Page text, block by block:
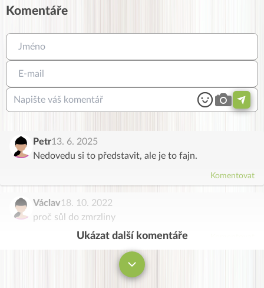
Komentáře
Petr13. 6. 2025
Nedovedu si to představit, ale je to fajn.
Komentovat
Václav18. 10. 2022
proč sůl do zmrzliny
Ukázat další komentáře